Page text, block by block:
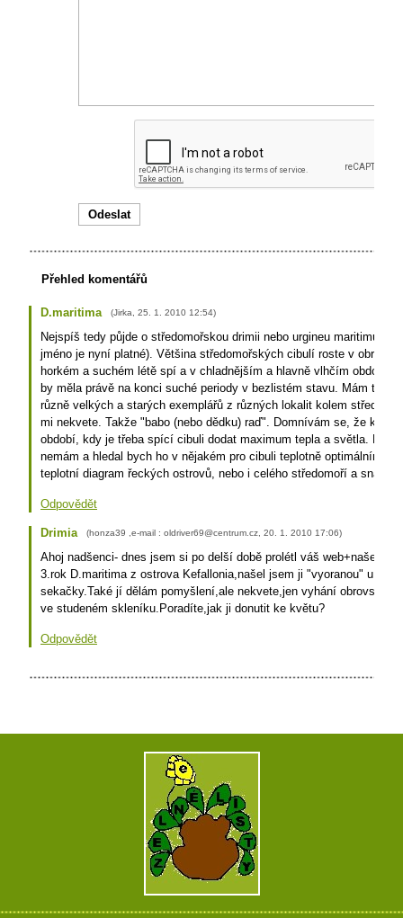
Přehled komentářů
D.maritima (Jirka 25. 1. 2010 12:54)
Nejspíš tedy půjde o středomořskou drimii nebo urgineu maritimu
jméno je nyní platné). Většina středomořských cibulí roste v
horkém a suchém létě spí a v chladnějším a hlavně vlhčím období
by měla právě na konci suché periody v bezlistém stavu. Mám
různě velkých a starých exemplářů z různých lokalit kolem
mi nekvete. Takže "babo (nebo dědku) raď". Domnívám se, že
období, kdy je třeba spící cibuli dodat maximum tepla a světla.
nemám a hledal bych ho v nějakém pro cibuli teplotně optimálním
teplotní diagram řeckých ostrovů, nebo i celého středomoří a snažit
Odpovědět
Drimia (honza39 ,e-mail : oldriver69@centrum.cz 20. 1. 2010 17:06)
Ahoj nadšenci- dnes jsem si po delší době prolétl váš web+našel
3.rok D.maritima z ostrova Kefallonia,našel jsem ji "vyoranou" u
sekačky.Také jí dělám pomyšlení,ale nekvete,jen vyhání obrovské
ve studeném skleníku.Poradíte,jak ji donutit ke květu?
Odpovědět